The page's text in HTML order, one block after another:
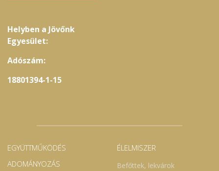
Helyben a Jövőnk
Egyesület:
Adószám:
18801394-1-15
EGYÜTTMŰKÖDÉS
ADOMÁNYOZÁS
ÉLELMISZER
Befőttek, lekvárok